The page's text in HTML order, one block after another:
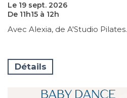
Le 19 sept. 2026
De 11h15 à 12h
Avec Alexia, de A'Studio Pilates.
Détails